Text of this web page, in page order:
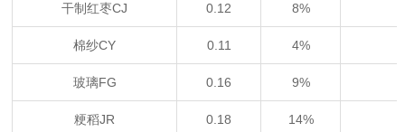
干制红枣CJ 0.12 8%
棉纱CY 0.11 4%
玻璃FG 0.16 9%
粳稻JR 0.18 14%